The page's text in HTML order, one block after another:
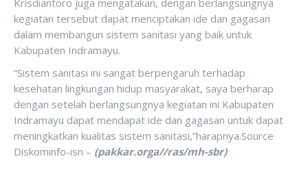
Krisdiantoro juga mengatakan, dengan berlangsungnya
kegiatan tersebut dapat menciptakan ide dan gagasan
dalam membangun sistem sanitasi yang baik untuk
Kabupaten Indramayu.
“Sistem sanitasi ini sangat berpengaruh terhadap
kesehatan lingkungan hidup masyarakat, saya berharap
dengan setelah berlangsungnya kegiatan ini Kabupaten
Indramayu dapat mendapat ide dan gagasan untuk dapat
meningkatkan kualitas sistem sanitasi,”harapnya.Source
Diskominfo-isn – (pakkar.orga//ras/mh-sbr)